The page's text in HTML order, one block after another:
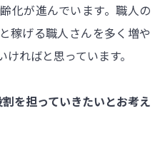
化が進んでいます。職人の
稼げる職人さんを多く増や
ればと思っています。
を担っていきたいとお考え